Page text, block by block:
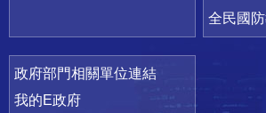
全民國
政府部門相關單位連結
我的E政府